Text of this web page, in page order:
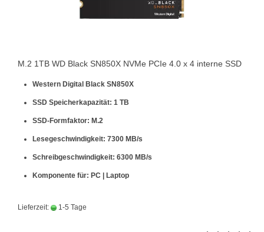
M.2 1TB WD Black SN850X NVMe PCIe 4.0 x 4 interne SSD
Western Digital Black SN850X
SSD Speicherkapazität: 1 TB
SSD-Formfaktor: M.2
Lesegeschwindigkeit: 7300 MB/s
Schreibgeschwindigkeit: 6300 MB/s
Komponente für: PC | Laptop
Lieferzeit: 1-5 Tage